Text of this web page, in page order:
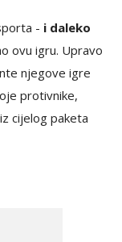
- i daleko
ovu igru. Upravo
njegove igre
protivnike,
cijelog paketa